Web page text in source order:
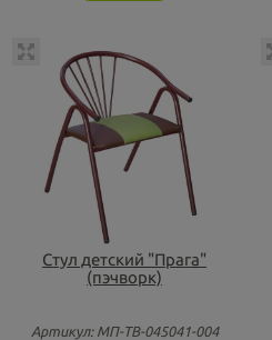
Стул детский "Прага"
(пэчворк)
Артикул: МП-ТВ-045041-004